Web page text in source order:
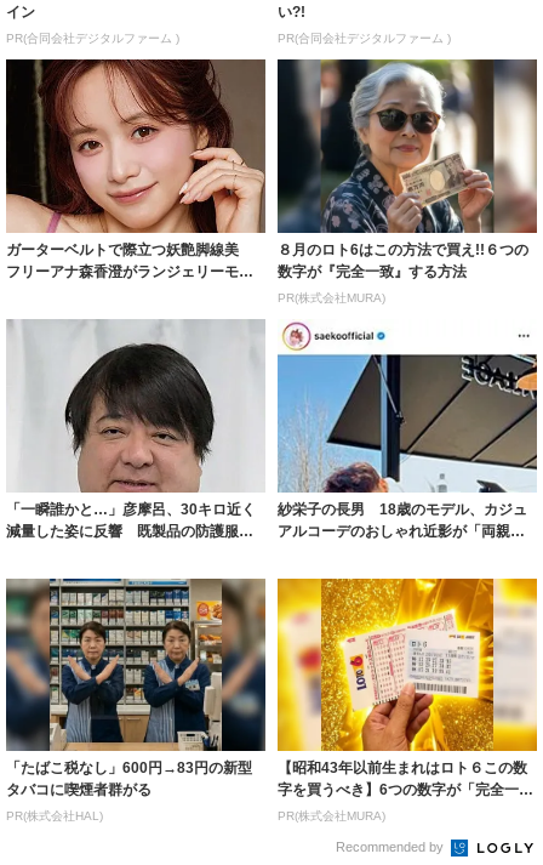
イン
PR(合同会社デジタルファーム )
い?!
PR(合同会社デジタルファーム )
ガーターベルトで際立つ妖艶脚線美
フリーアナ森香澄がランジェリーモデ
８月のロト6はこの方法で買え!!６つの
数字が『完全一致』する方法
PR(株式会社MURA)
「一瞬誰かと…」彦摩呂、30キロ近く
減量した姿に反響 既製品の防護服が
紗栄子の長男 18歳のモデル、カジュ
アルコーデのおしゃれ近影が「両親の
「たばこ税なし」600円→83円の新型
タバコに喫煙者群がる
PR(株式会社HAL)
【昭和43年以前生まれはロト６この数
字を買うべき】6つの数字が「完全一
致」する方...
PR(株式会社MURA)
Recommended by